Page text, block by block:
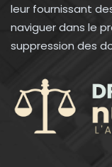
leur fournissant
naviguer dans le
suppression des